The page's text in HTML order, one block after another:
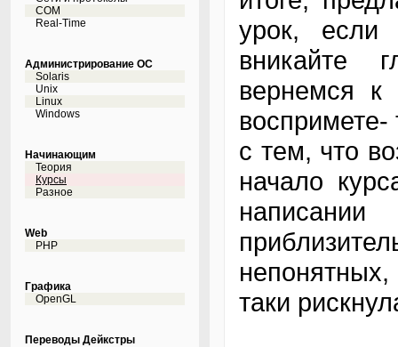
COM
Real-Time
Администрирование ОС
Solaris
Unix
Linux
Windows
Начинающим
Теория
Курсы
Разное
Web
PHP
Графика
OpenGL
Переводы Дейкстры
урок,
вникайте
вернемся
с тем, что
начало
таки